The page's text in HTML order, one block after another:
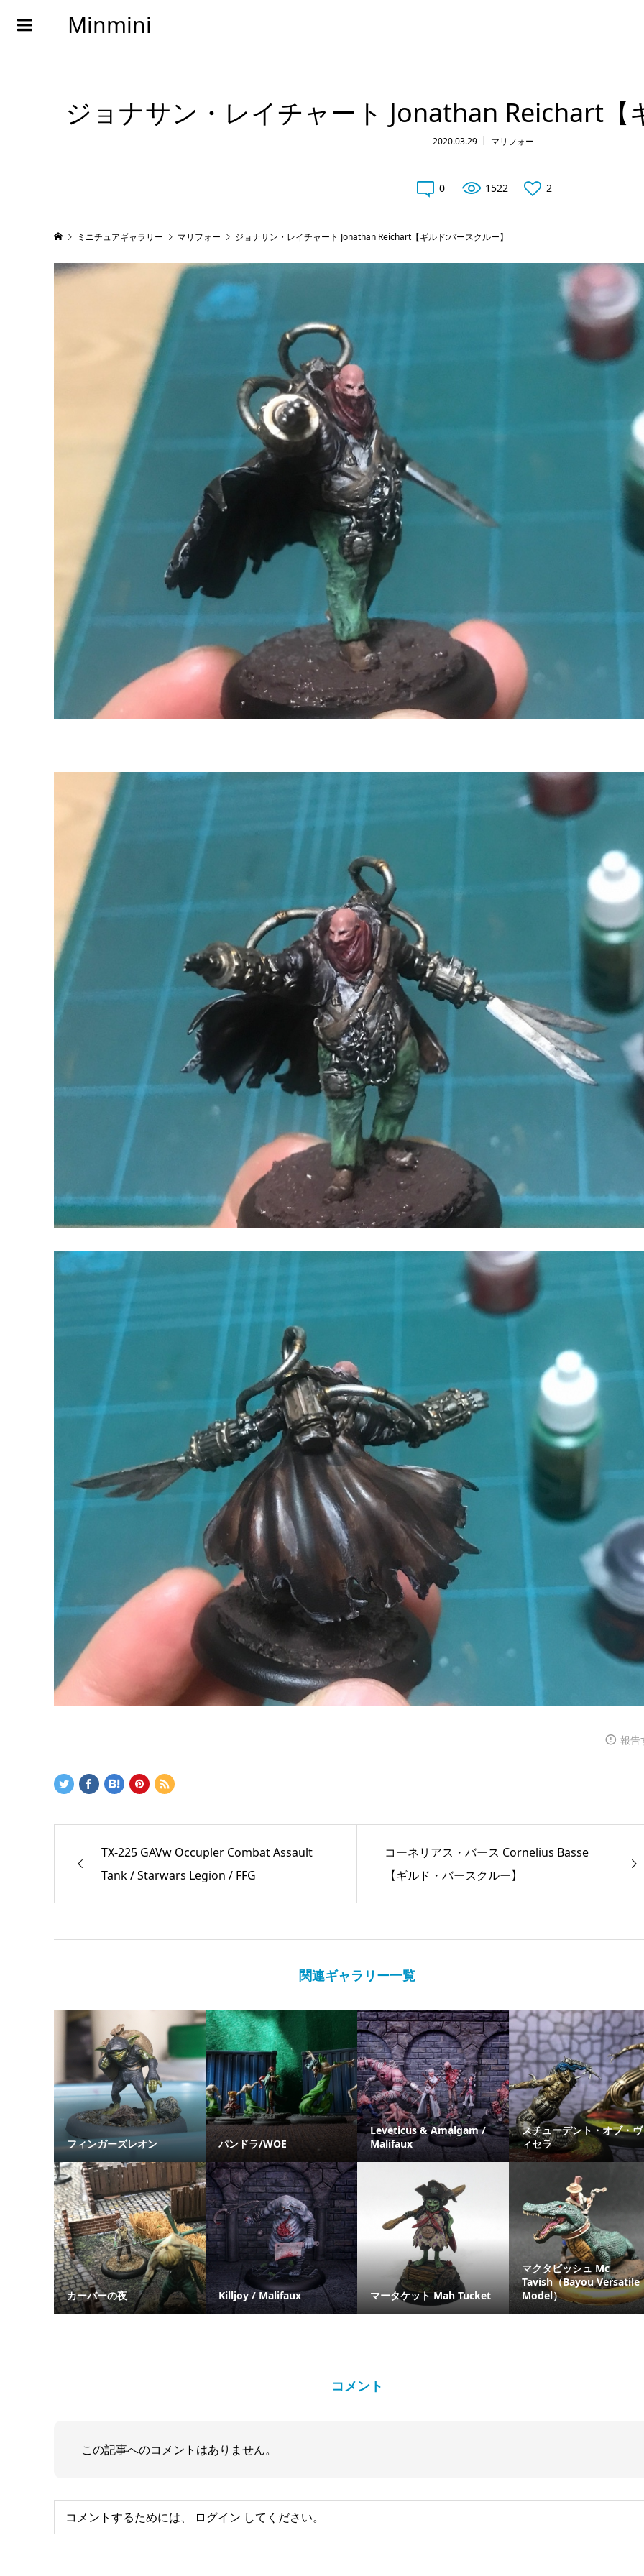
Minmini
ジョナサン・レイチャート Jonathan Reichart【
2020.03.29 マリフォー
0 1522 2
ミニチュアギャラリー マリフォー ジョナサン・レイチャート Jonathan Reichart【ギルド:バースクルー】
報告
TX-225 GAVw Occupler Combat Assault
Tank / Starwars Legion / FFG
コーネリアス・バース Cornelius Basse
【ギルド・バースクルー】
関連ギャラリー一覧
フィンガーズレオン パンドラ/WOE
Leveticus & Amalgam /
Malifaux
スチューデント・オブ・ヴ
ィセラ
カーバーの夜 Killjoy / Malifaux マータケット Mah Tucket
マクタビッシュ Mc
Tavish（Bayou Versatile
Model）
コメント
この記事へのコメントはありません。
コメントするためには、 ログイン してください。